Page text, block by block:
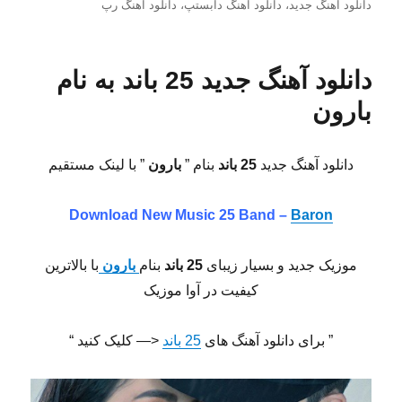
شده
دانلود اهنگ جدید، دانلود اهنگ دابستپ، دانلود اهنگ رپ
دانلود آهنگ جدید 25 باند به نام
بارون
دانلود آهنگ جدید بنام ” بارون ” با لینک مستقیم
Download New Music 25 Band – Baron
موزیک جدید و بسیار زیبای 25 باند بنام بارون با بالاترین
کیفیت در آوا موزیک
” برای دانلود آهنگ های 25 باند <— کلیک کنید “